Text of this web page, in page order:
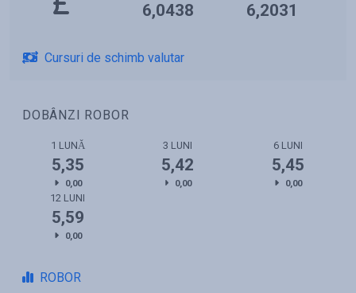
6,0438 6,2031
Cursuri de schimb valutar
DOBÂNZI ROBOR
1 LUNĂ
5,35
0,00
3 LUNI
5,42
0,00
6 LUNI
5,45
0,00
12 LUNI
5,59
0,00
ROBOR